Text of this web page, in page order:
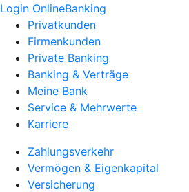
Login OnlineBanking
Privatkunden
Firmenkunden
Private Banking
Banking & Verträge
Meine Bank
Service & Mehrwerte
Karriere
Zahlungsverkehr
Vermögen & Eigenkapital
Versicherung